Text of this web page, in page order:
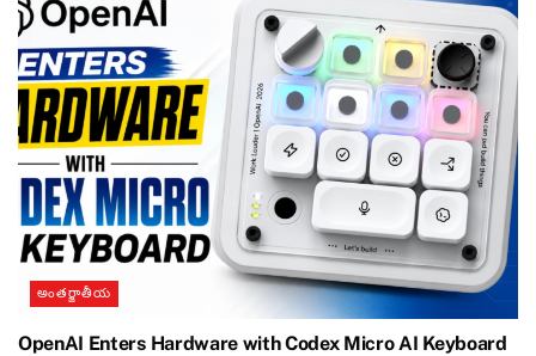
అంతర్జాతీయ
OpenAI Enters Hardware with Codex Micro AI Keyboard